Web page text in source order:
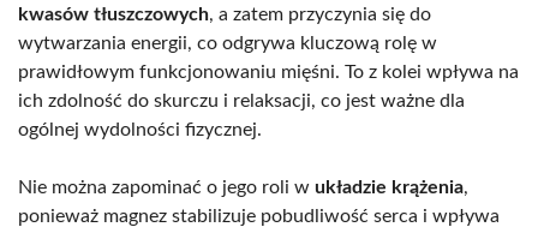
kwasów tłuszczowych, a zatem przyczynia się do
wytwarzania energii, co odgrywa kluczową rolę w
prawidłowym funkcjonowaniu mięśni. To z kolei wpływa na
ich zdolność do skurczu i relaksacji, co jest ważne dla
ogólnej wydolności fizycznej.
Nie można zapominać o jego roli w układzie krążenia,
ponieważ magnez stabilizuje pobudliwość serca i wpływa